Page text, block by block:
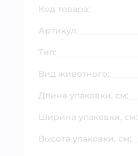
Код товара:
Артикул:
Тип:
Вид животного:
Длина упаковки, см:
Ширина упаковки, см:
Высота упаковки, см: